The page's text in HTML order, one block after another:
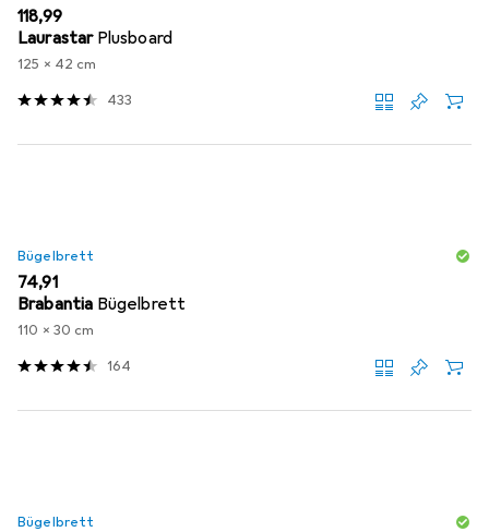
EUR
118,99
Laurastar Plusboard
125 x 42 cm
433
Bügelbrett
EUR
74,91
Brabantia Bügelbrett
110 x 30 cm
164
Bügelbrett